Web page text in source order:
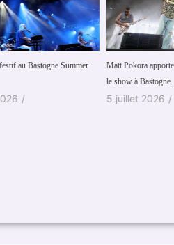
Matt Pokora apporte les pizzas et assure
5 juillet 2026
4